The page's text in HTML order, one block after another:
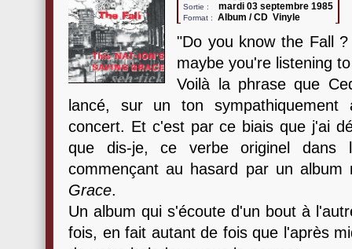
Sortie : mardi 03 septembre 1985
Format : Album / CD Vinyle
"Do you know the Fall
maybe you're listening
Voilà la phrase que
lancé, sur un ton
concert. Et c'est par ce biais que j'ai
que dis-je, ce verbe originel dans
commençant au hasard par un
Grace.
Un album qui s'écoute d'un bout à
fois, en fait autant de fois que l'après